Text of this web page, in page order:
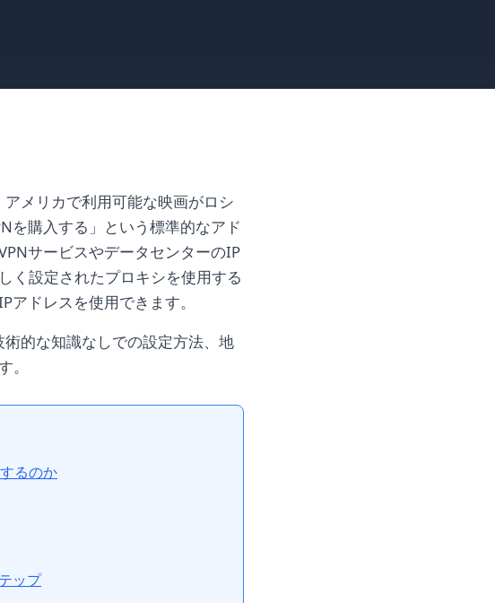
メリカで利用可能な映画がロシ
を購入する」という標準的なアド
サービスやデータセンターのIP
く設定されたプロキシを使用する
ドレスを使用できます。
的な知識なしでの設定方法、地
。
るのか
ップ